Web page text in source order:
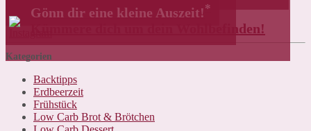
Gönn dir eine kleine Auszeit!*
Kümmere dich um dein Wohlbefinden!
Kategorien
Backtipps
Erdbeerzeit
Frühstück
Low Carb Brot & Brötchen